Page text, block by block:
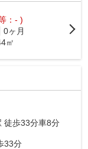
：- )
0ヶ月
㎡
徒歩33分車8分
33分